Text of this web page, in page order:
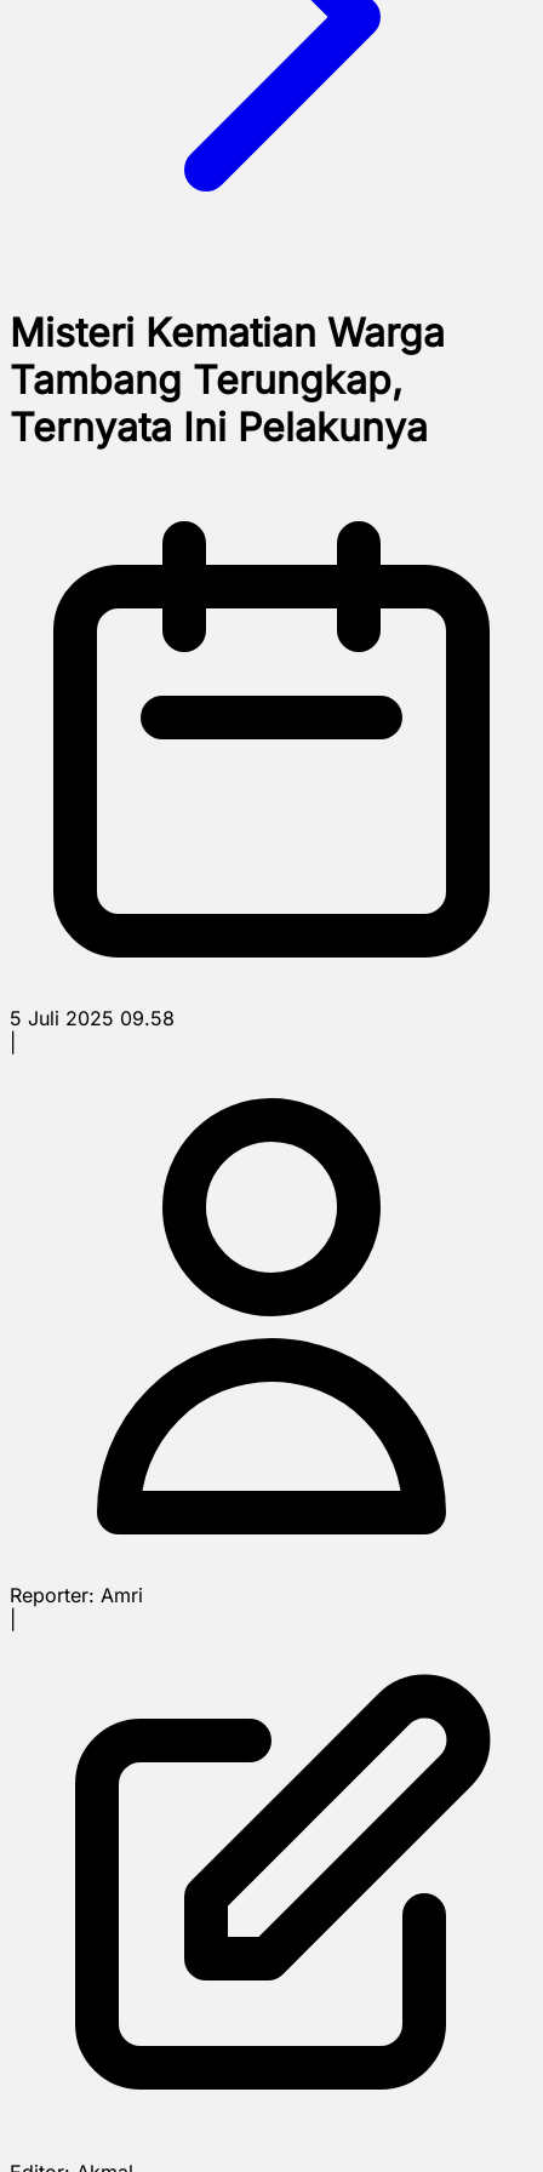
Misteri Kematian Warga
Tambang Terungkap,
Ternyata Ini Pelakunya
5 Juli 2025 09.58
Reporter: Amri